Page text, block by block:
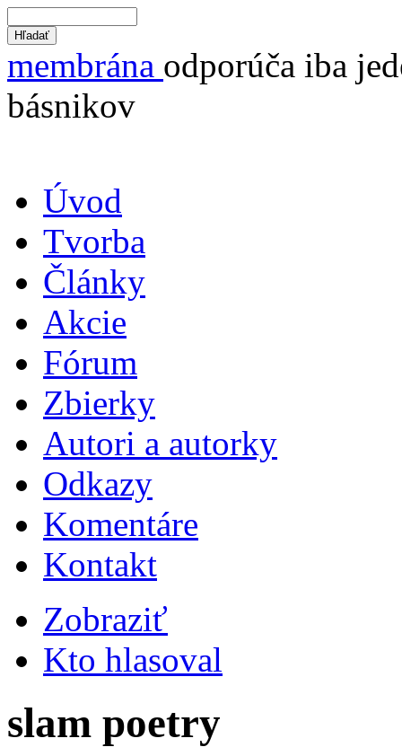
membrána odporúča iba
básnikov
Úvod
Tvorba
Články
Akcie
Fórum
Zbierky
Autori a autorky
Odkazy
Komentáre
Kontakt
Zobraziť
Kto hlasoval
slam poetry